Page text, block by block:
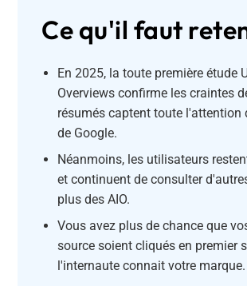
Ce qu'il faut
En 2025, la toute première étude
Overviews confirme les craintes
résumés captent toute l'attention
de Google.
Néanmoins, les utilisateurs
et continuent de consulter
plus des AIO.
Vous avez plus de chance que
source soient cliqués en premier
l'internaute connait votre marque.